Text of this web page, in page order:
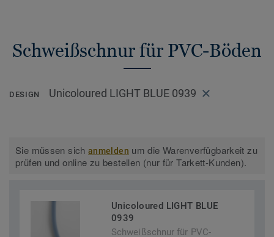
Schweißschnur für PVC-Böden
DESIGN Unicoloured LIGHT BLUE 0939
Sie müssen sichanmelden um die Warenverfügbarkeit zu
prüfen und online zu bestellen (nur für Tarkett-Kunden).
Unicoloured LIGHT BLUE
0939
Schweißschnur für PVC-